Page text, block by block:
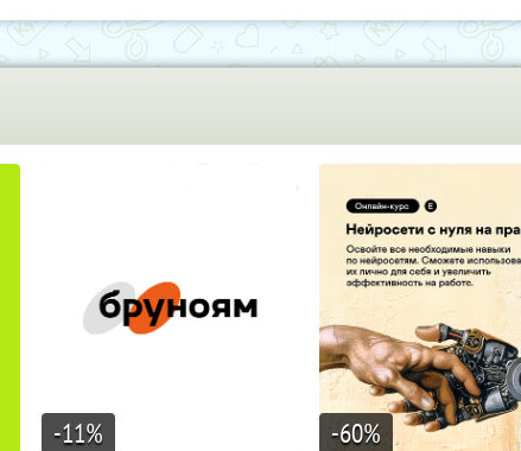
-11% -60%